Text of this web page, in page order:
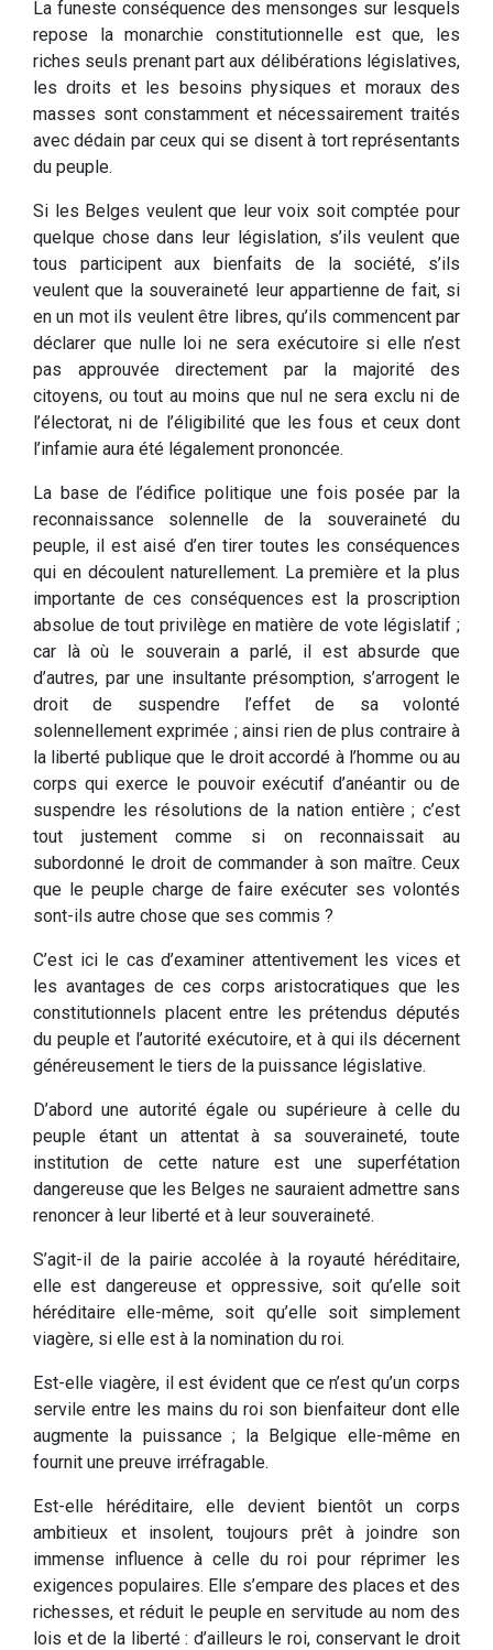
La funeste conséquence des mensonges sur lesquels
repose la monarchie constitutionnelle est que, les
riches seuls prenant part aux délibérations législatives,
les droits et les besoins physiques et moraux des
masses sont constamment et nécessairement traités
avec dédain par ceux qui se disent à tort représentants
du peuple.
Si les Belges veulent que leur voix soit comptée pour
quelque chose dans leur législation, s’ils veulent que
tous participent aux bienfaits de la société, s’ils
veulent que la souveraineté leur appartienne de fait, si
en un mot ils veulent être libres, qu’ils commencent par
déclarer que nulle loi ne sera exécutoire si elle n’est
pas approuvée directement par la majorité des
citoyens, ou tout au moins que nul ne sera exclu ni de
l’électorat, ni de l’éligibilité que les fous et ceux dont
l’infamie aura été légalement prononcée.
La base de l’édifice politique une fois posée par la
reconnaissance solennelle de la souveraineté du
peuple, il est aisé d’en tirer toutes les conséquences
qui en découlent naturellement. La première et la plus
importante de ces conséquences est la proscription
absolue de tout privilège en matière de vote législatif ;
car là où le souverain a parlé, il est absurde que
d’autres, par une insultante présomption, s’arrogent le
droit de suspendre l’effet de sa volonté
solennellement exprimée ; ainsi rien de plus contraire à
la liberté publique que le droit accordé à l’homme ou au
corps qui exerce le pouvoir exécutif d’anéantir ou de
suspendre les résolutions de la nation entière ; c’est
tout justement comme si on reconnaissait au
subordonné le droit de commander à son maître. Ceux
que le peuple charge de faire exécuter ses volontés
sont-ils autre chose que ses commis ?
C’est ici le cas d’examiner attentivement les vices et
les avantages de ces corps aristocratiques que les
constitutionnels placent entre les prétendus députés
du peuple et l’autorité exécutoire, et à qui ils décernent
généreusement le tiers de la puissance législative.
D’abord une autorité égale ou supérieure à celle du
peuple étant un attentat à sa souveraineté, toute
institution de cette nature est une superfétation
dangereuse que les Belges ne sauraient admettre sans
renoncer à leur liberté et à leur souveraineté.
S’agit-il de la pairie accolée à la royauté héréditaire,
elle est dangereuse et oppressive, soit qu’elle soit
héréditaire elle-même, soit qu’elle soit simplement
viagère, si elle est à la nomination du roi.
Est-elle viagère, il est évident que ce n’est qu’un corps
servile entre les mains du roi son bienfaiteur dont elle
augmente la puissance ; la Belgique elle-même en
fournit une preuve irréfragable.
Est-elle héréditaire, elle devient bientôt un corps
ambitieux et insolent, toujours prêt à joindre son
immense influence à celle du roi pour réprimer les
exigences populaires. Elle s’empare des places et des
richesses, et réduit le peuple en servitude au nom des
lois et de la liberté : d’ailleurs le roi, conservant le droit